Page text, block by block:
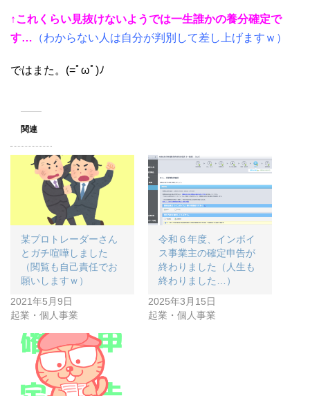
↑これくらい見抜けないようでは一生誰かの養分確定で
す… （わからない人は自分が判別して差し上げますｗ）
ではまた。(=ﾟωﾟ)ﾉ
関連
某プロトレーダーさん
とガチ喧嘩しました
（閲覧も自己責任でお
願いしますｗ）
2021年5月9日
起業・個人事業
令和６年度、インボイ
ス事業主の確定申告が
終わりました（人生も
終わりました…）
2025年3月15日
起業・個人事業